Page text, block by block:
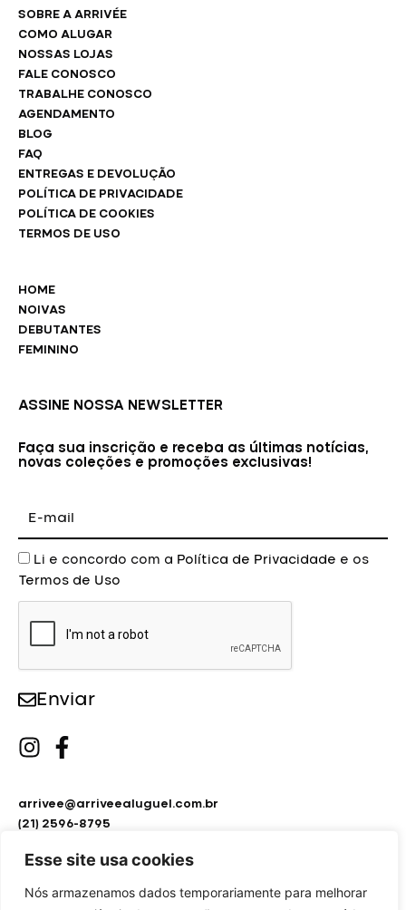
Esse site usa cookies
Nós armazenamos dados temporariamente para melhorar
SOBRE A ARRIVÉE
COMO ALUGAR
NOSSAS LOJAS
FALE CONOSCO
TRABALHE CONOSCO
AGENDAMENTO
BLOG
FAQ
ENTREGAS E DEVOLUÇÃO
POLÍTICA DE PRIVACIDADE
POLÍTICA DE COOKIES
TERMOS DE USO
HOME
NOIVAS
DEBUTANTES
FEMININO
ASSINE NOSSA NEWSLETTER
Faça sua inscrição e receba as últimas notícias,
novas coleções e promoções exclusivas!
mail
AceiteLi e concordo com a Política de Privacidade e os
Termos de Uso
Enviar
arrivee@arriveealuguel.com.br
(21) 2596-8795